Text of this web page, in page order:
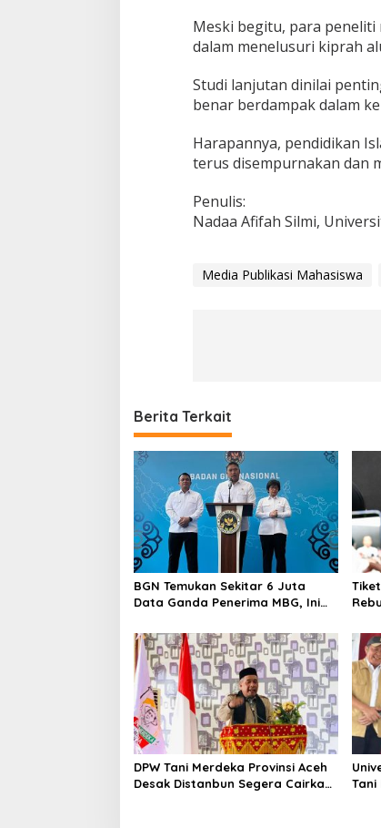
Meski begitu, para
dalam menelusuri kiprah
Studi lanjutan dinilai
benar berdampak dalam
Harapannya, pendidikan
terus disempurnakan dan
Penulis:
Nadaa Afifah Silmi,
Media Publikasi Mahasiswa
Berita Terkait
BGN Temukan Sekitar 6 Juta
Data Ganda Penerima MBG, Ini
DPW Tani Merdeka Provinsi Aceh
Desak Distanbun Segera Cairkan
Tani